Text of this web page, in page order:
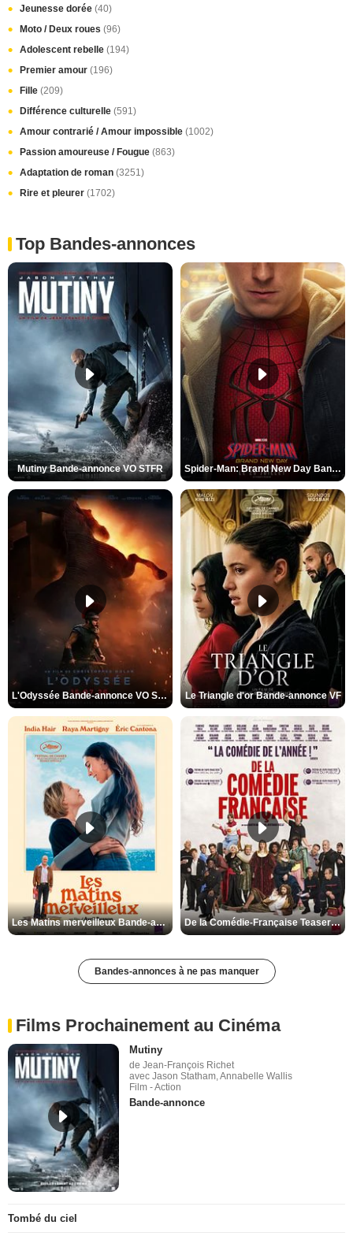
Jeunesse dorée (40)
Moto / Deux roues (96)
Adolescent rebelle (194)
Premier amour (196)
Fille (209)
Différence culturelle (591)
Amour contrarié / Amour impossible (1002)
Passion amoureuse / Fougue (863)
Adaptation de roman (3251)
Rire et pleurer (1702)
Top Bandes-annonces
Mutiny Bande-annonce VO STFR Spider-Man: Brand New Day Bande-annonce VO STFR
L'Odyssée Bande-annonce VO STFR Le Triangle d'or Bande-annonce VF
Les Matins merveilleux Bande-annonce VF De la Comédie-Française Teaser VF
Bandes-annonces à ne pas manquer
Films Prochainement au Cinéma
Mutiny
de Jean-François Richet
avec Jason Statham, Annabelle Wallis
Film - Action
Bande-annonce
Tombé du ciel